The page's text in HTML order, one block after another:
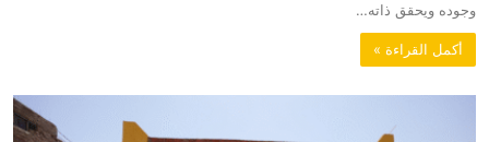
وجوده ويحقق ذاته…
‫أكمل القراءة »‬